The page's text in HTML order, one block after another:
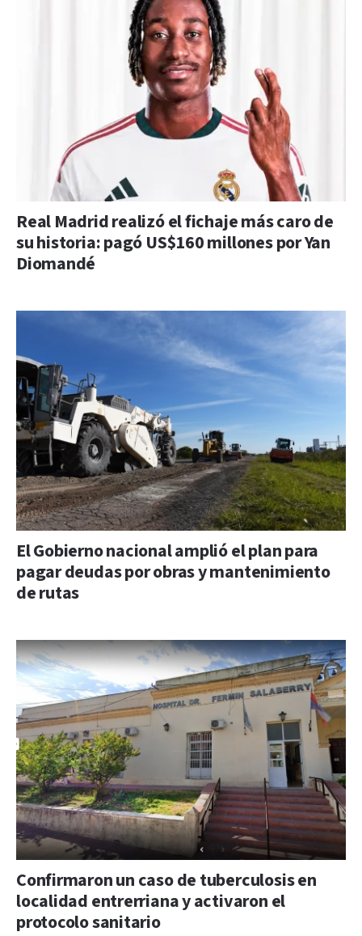
Real Madrid realizó el fichaje más caro de
su historia: pagó US$160 millones por Yan
Diomandé
El Gobierno nacional amplió el plan para
pagar deudas por obras y mantenimiento
de rutas
Confirmaron un caso de tuberculosis en
localidad entrerriana y activaron el
protocolo sanitario